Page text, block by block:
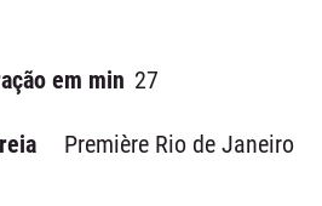
em min 27
Première Rio de Janeiro